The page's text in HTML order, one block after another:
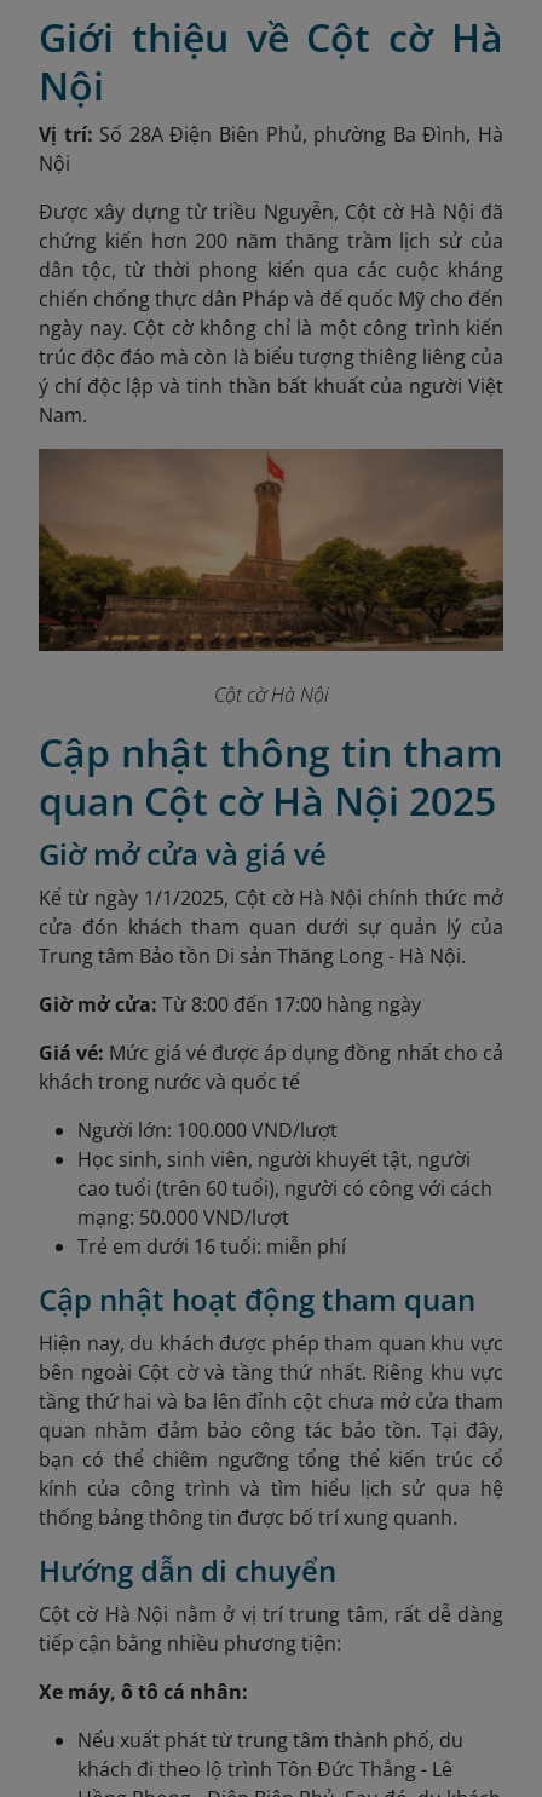
Giới thiệu về Cột cờ Hà
Nội
Vị trí: Số 28A Điện Biên Phủ, phường Ba Đình, Hà
Nội
Được xây dựng từ triều Nguyễn, Cột cờ Hà Nội đã
chứng kiến hơn 200 năm thăng trầm lịch sử của
dân tộc, từ thời phong kiến qua các cuộc kháng
chiến chống thực dân Pháp và đế quốc Mỹ cho đến
ngày nay. Cột cờ không chỉ là một công trình kiến
trúc độc đáo mà còn là biểu tượng thiêng liêng của
ý chí độc lập và tinh thần bất khuất của người Việt
Nam.
Cột cờ Hà Nội
Cập nhật thông tin tham
quan Cột cờ Hà Nội 2025
Giờ mở cửa và giá vé
Kể từ ngày 1/1/2025, Cột cờ Hà Nội chính thức mở
cửa đón khách tham quan dưới sự quản lý của
Trung tâm Bảo tồn Di sản Thăng Long - Hà Nội.
Giờ mở cửa: Từ 8:00 đến 17:00 hàng ngày
Giá vé: Mức giá vé được áp dụng đồng nhất cho cả
khách trong nước và quốc tế
Người lớn: 100.000 VND/lượt
Học sinh, sinh viên, người khuyết tật, người
cao tuổi (trên 60 tuổi), người có công với cách
mạng: 50.000 VND/lượt
Trẻ em dưới 16 tuổi: miễn phí
Cập nhật hoạt động tham quan
Hiện nay, du khách được phép tham quan khu vực
bên ngoài Cột cờ và tầng thứ nhất. Riêng khu vực
tầng thứ hai và ba lên đỉnh cột chưa mở cửa tham
quan nhằm đảm bảo công tác bảo tồn. Tại đây,
bạn có thể chiêm ngưỡng tổng thể kiến trúc cổ
kính của công trình và tìm hiểu lịch sử qua hệ
thống bảng thông tin được bố trí xung quanh.
Hướng dẫn di chuyển
Cột cờ Hà Nội nằm ở vị trí trung tâm, rất dễ dàng
tiếp cận bằng nhiều phương tiện:
Xe máy, ô tô cá nhân:
Nếu xuất phát từ trung tâm thành phố, du
khách đi theo lộ trình Tôn Đức Thắng - Lê